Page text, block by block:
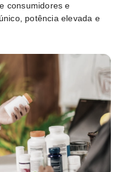
consumidores e
potência elevada e